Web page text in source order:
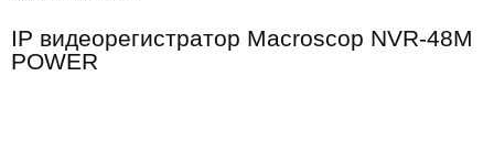
IP видеорегистратор Macroscop NVR-48M
POWER